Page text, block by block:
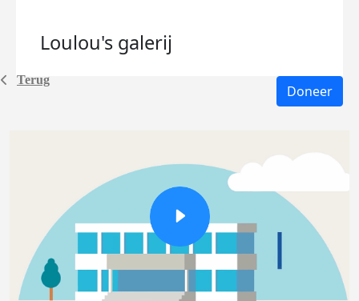
Terug
Loulou's galerij
Doneer